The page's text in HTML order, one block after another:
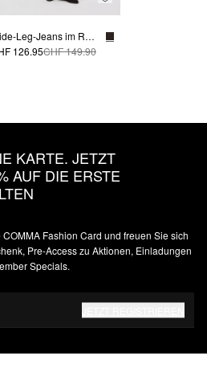
Wide-Leg-Jeans im Relaxed Fit
126.95CHF 149.90
KARTE. JETZT
AUF DIE ERSTE
Fashion Card und freuen Sie sich
Pre-Access zu Aktionen, Einladungen
Specials.